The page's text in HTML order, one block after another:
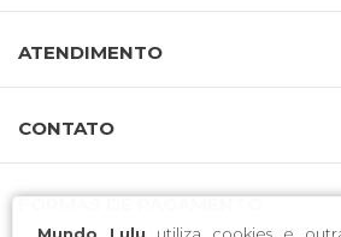
Mundo Lulu utiliza cookies e
ATENDIMENTO
CONTATO